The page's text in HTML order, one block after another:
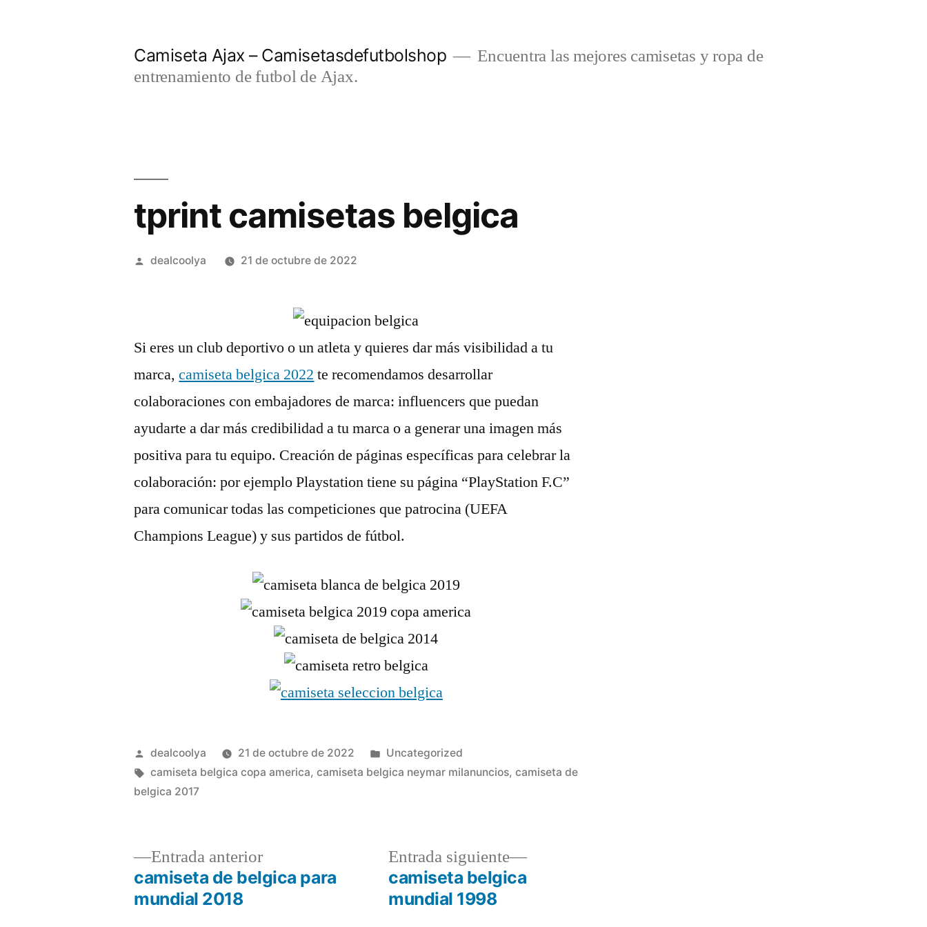
Camiseta Ajax – Camisetasdefutbolshop
Encuentra las mejores camisetas y ropa de
entrenamiento de futbol de Ajax.
tprint camisetas belgica
Publicado
dealcoolya 21 de octubre de 2022
Si eres un club deportivo o un atleta y quieres dar más visibilidad a tu
marca,camiseta belgica 2022 te recomendamos desarrollar
colaboraciones con embajadores de marca: influencers que puedan
ayudarte a dar más credibilidad a tu marca o a generar una imagen más
positiva para tu equipo. Creación de páginas específicas para celebrar la
colaboración: por ejemplo Playstation tiene su página “PlayStation F.C”
para comunicar todas las competiciones que patrocina (UEFA
Champions League) y sus partidos de fútbol.
Publicado
por
dealcoolya 21 de octubre de 2022
Publicado
en
Uncategorized
Etiquetas:
camiseta belgica copa america,camiseta belgica neymar milanuncios,camiseta de
belgica 2017
Navegación
Entrada anteriorEntrada
anterior:
camiseta de belgica para
mundial 2018
Entrada siguiente
Entrada
camiseta belgica
mundial 1998